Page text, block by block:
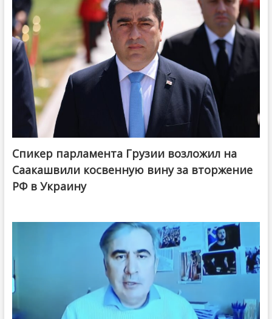
Спикер парламента Грузии возложил на
Саакашвили косвенную вину за вторжение
РФ в Украину